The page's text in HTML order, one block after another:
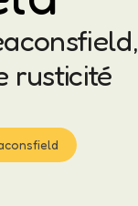
rusticité